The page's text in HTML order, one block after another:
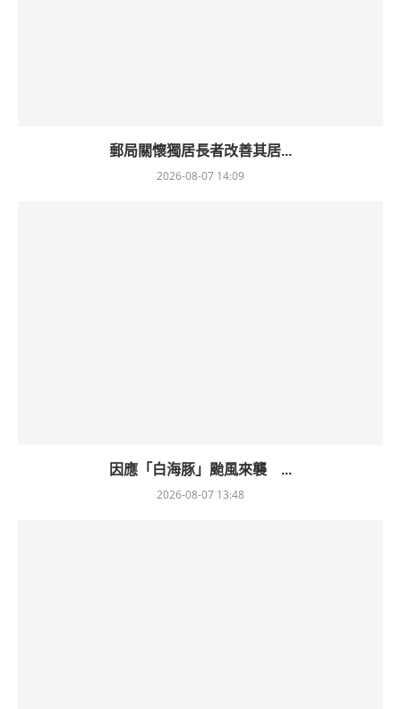
郵局關懷獨居長者改善其居...
2026-08-07 14:09
因應「白海豚」颱風來襲 ...
2026-08-07 13:48